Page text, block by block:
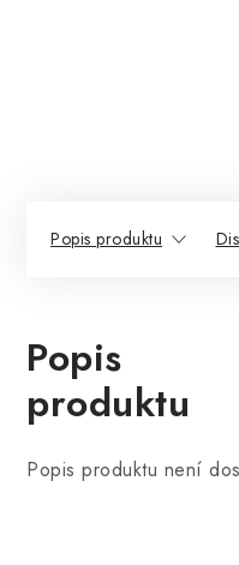
Popis produktu
Popis
produktu
Popis produktu není